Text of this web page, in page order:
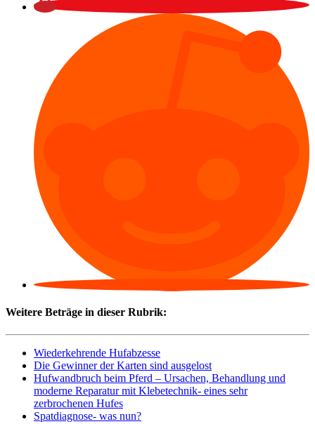
Weitere Beträge in dieser Rubrik:
Wiederkehrende Hufabzesse
Die Gewinner der Karten sind ausgelost
Hufwandbruch beim Pferd – Ursachen, Behandlung und
moderne Reparatur mit Klebetechnik- eines sehr
zerbrochenen Hufes
Spatdiagnose- was nun?